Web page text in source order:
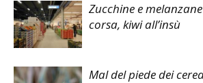
Zucchine e
corsa, kiwi all’insù
Mal del piede dei